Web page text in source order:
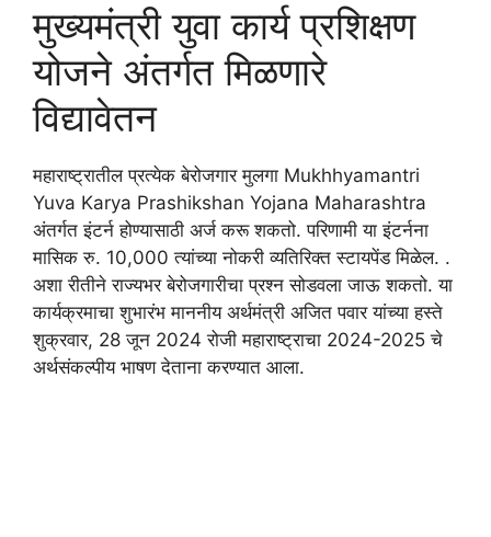
मुख्यमंत्री युवा कार्य प्रशिक्षण
योजने अंतर्गत मिळणारे
विद्यावेतन
महाराष्ट्रातील प्रत्येक बेरोजगार मुलगा Mukhhyamantri
Yuva Karya Prashikshan Yojana Maharashtra
अंतर्गत इंटर्न होण्यासाठी अर्ज करू शकतो. परिणामी या इंटर्नना
मासिक रु. 10,000 त्यांच्या नोकरी व्यतिरिक्त स्टायपेंड मिळेल. .
अशा रीतीने राज्यभर बेरोजगारीचा प्रश्न सोडवला जाऊ शकतो. या
कार्यक्रमाचा शुभारंभ माननीय अर्थमंत्री अजित पवार यांच्या हस्ते
शुक्रवार, 28 जून 2024 रोजी महाराष्ट्राचा 2024-2025 चे
अर्थसंकल्पीय भाषण देताना करण्यात आला.